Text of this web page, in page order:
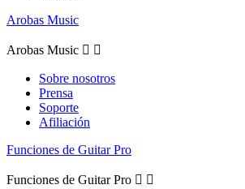
Arobas Music
Arobas Music  
Sobre nosotros
Prensa
Soporte
Afiliación
Funciones de Guitar Pro
Funciones de Guitar Pro  